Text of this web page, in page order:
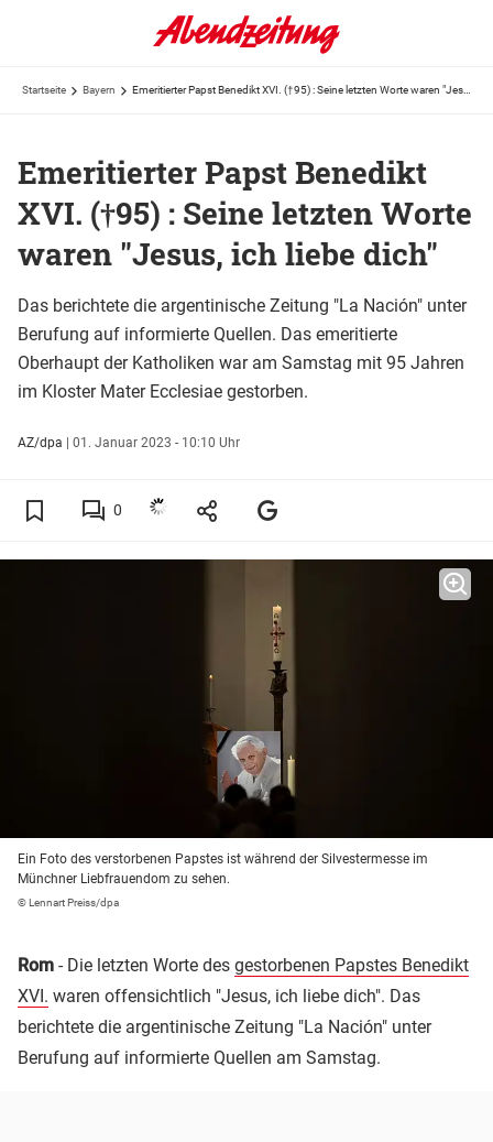
Startseite Bayern
Emeritierter Papst Benedikt
XVI. (†95) : Seine letzten Worte
waren "Jesus, ich liebe dich"
Das berichtete die argentinische Zeitung "La Nación" unter
Berufung auf informierte Quellen. Das emeritierte
Oberhaupt der Katholiken war am Samstag mit 95 Jahren
im Kloster Mater Ecclesiae gestorben.
AZ/dpa | 01. Januar 2023 - 10:10 Uhr
0
Ein Foto des verstorbenen Papstes ist während der Silvestermesse im
Münchner Liebfrauendom zu sehen.
© Lennart Preiss/dpa
Rom - Die letzten Worte des gestorbenen Papstes Benedikt
XVI. waren offensichtlich "Jesus, ich liebe dich". Das
berichtete die argentinische Zeitung "La Nación" unter
Berufung auf informierte Quellen am Samstag.